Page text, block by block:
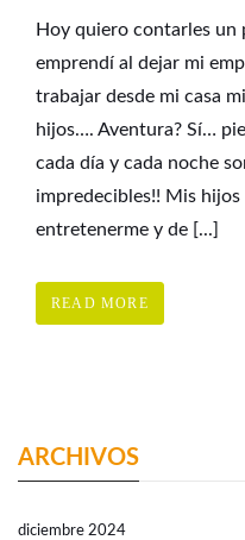
Hoy quiero contarles un
emprendí al dejar mi
trabajar desde mi casa
hijos…. Aventura? Sí…
cada día y cada noche
impredecibles!! Mis
entretenerme y de [...]
READ MORE
ARCHIVOS
diciembre 2024